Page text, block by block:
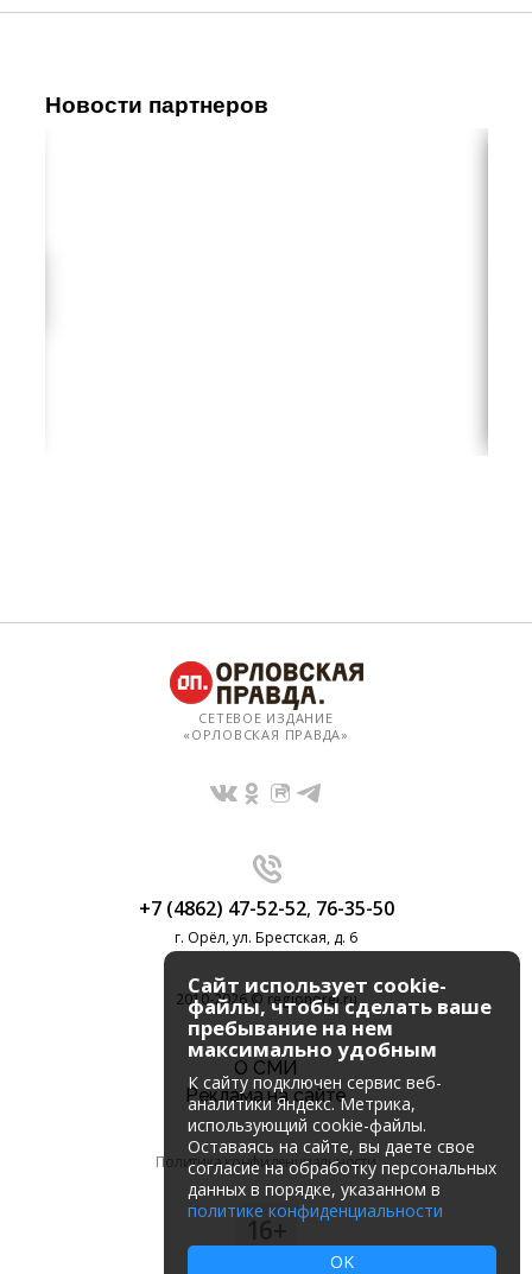
Новости партнеров
СЕТЕВОЕ ИЗДАНИЕ
«ОРЛОВСКАЯ ПРАВДА»
+7 (4862) 47-52-52, 76-35-50
г. Орёл, ул. Брестская, д. 6
2010-2026 © regionorel.ru
О СМИ
Реклама на сайте
Политика конфиденциальности
16+
Сайт использует cookie-
файлы, чтобы сделать ваше
пребывание на нем
максимально удобным
К cайту подключен сервис веб-
аналитики Яндекс. Метрика,
использующий cookie-файлы.
Оставаясь на сайте, вы даете свое
согласие на обработку персональных
данных в порядке, указанном в
политике конфиденциальности
OK